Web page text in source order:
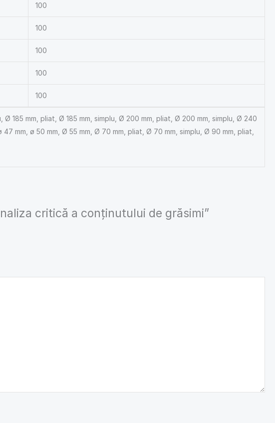
100
100
100
100
100
Ø 185 mm, pliat, Ø 185 mm, simplu, Ø 200 mm, pliat, Ø 200 mm, simplu, Ø 240
mm, ø 50 mm, Ø 55 mm, Ø 70 mm, pliat, Ø 70 mm, simplu, Ø 90 mm, pliat,
critică a conținutului de grăsimi”